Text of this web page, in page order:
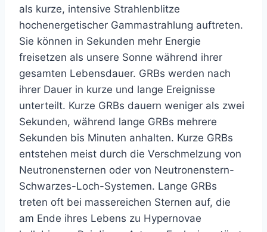
als kurze, intensive Strahlenblitze
hochenergetischer Gammastrahlung auftreten.
Sie können in Sekunden mehr Energie
freisetzen als unsere Sonne während ihrer
gesamten Lebensdauer. GRBs werden nach
ihrer Dauer in kurze und lange Ereignisse
unterteilt. Kurze GRBs dauern weniger als zwei
Sekunden, während lange GRBs mehrere
Sekunden bis Minuten anhalten. Kurze GRBs
entstehen meist durch die Verschmelzung von
Neutronensternen oder von Neutronenstern-
Schwarzes-Loch-Systemen. Lange GRBs
treten oft bei massereichen Sternen auf, die
am Ende ihres Lebens zu Hypernovae